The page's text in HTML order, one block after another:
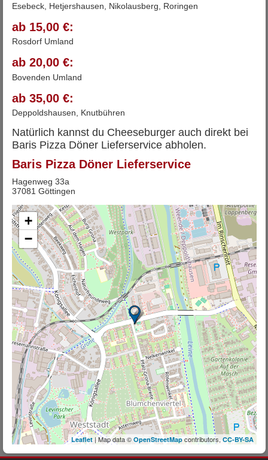
Esebeck, Hetjershausen, Nikolausberg, Roringen
ab 15,00 €:
Rosdorf Umland
ab 20,00 €:
Bovenden Umland
ab 35,00 €:
Deppoldshausen, Knutbühren
Natürlich kannst du Cheeseburger auch direkt bei
Baris Pizza Döner Lieferservice abholen.
Baris Pizza Döner Lieferservice
Hagenweg 33a
37081 Göttingen
+
−
Leaflet| Map data © OpenStreetMapcontributors, CC-BY-SA